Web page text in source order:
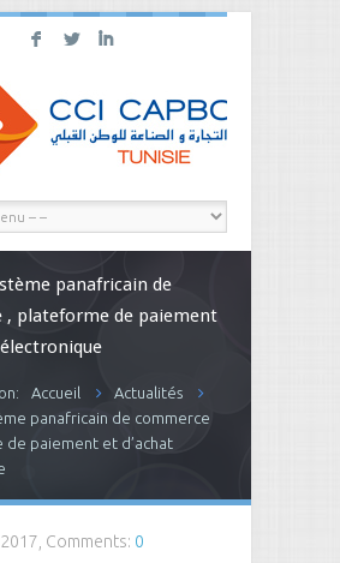
F L I
panafricain de
, plateforme de paiement
Accueil
Actualités
panafricain de commerce
de paiement et d’achat
Comments: 0